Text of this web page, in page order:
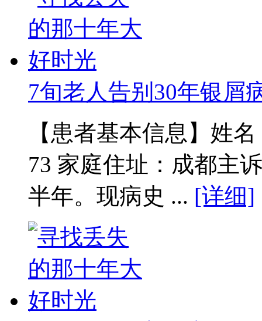
7旬老人告别30年银屑
【患者基本信息】姓
73 家庭住址：成都主
半年。现病史 ... [详细]